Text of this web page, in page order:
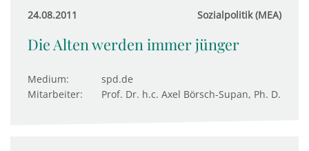
24.08.2011 Sozialpolitik (MEA)
Die Alten werden immer jünger
Medium:
spd.de
Mitarbeiter:
Prof. Dr. h.c. Axel Börsch-Supan, Ph. D.